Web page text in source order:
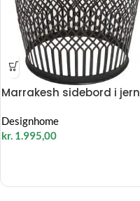
Marrakesh sidebord i jern
Designhome
kr. 1.995,00